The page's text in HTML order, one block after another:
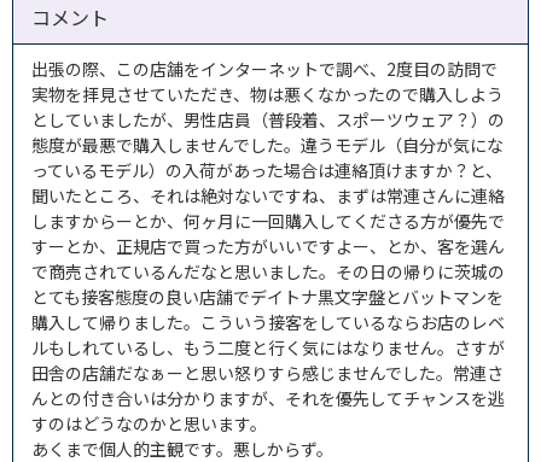
コメント
出張の際、この店舗をインターネットで調べ、2度目の訪問で
実物を拝見させていただき、物は悪くなかったので購入しよう
としていましたが、男性店員（普段着、スポーツウェア？）の
態度が最悪で購入しませんでした。違うモデル（自分が気にな
っているモデル）の入荷があった場合は連絡頂けますか？と、
聞いたところ、それは絶対ないですね、まずは常連さんに連絡
しますからーとか、何ヶ月に一回購入してくださる方が優先で
すーとか、正規店で買った方がいいですよー、とか、客を選ん
で商売されているんだなと思いました。その日の帰りに茨城の
とても接客態度の良い店舗でデイトナ黒文字盤とバットマンを
購入して帰りました。こういう接客をしているならお店のレベ
ルもしれているし、もう二度と行く気にはなりません。さすが
田舎の店舗だなぁーと思い怒りすら感じませんでした。常連さ
んとの付き合いは分かりますが、それを優先してチャンスを逃
すのはどうなのかと思います。
あくまで個人的主観です。悪しからず。